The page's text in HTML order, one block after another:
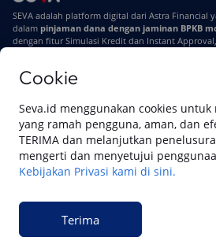
Cookie
Seva.id menggunakan cookies
yang ramah pengguna, aman, dan
TERIMA dan melanjutkan
mengerti dan menyetujui
Kebijakan Privasi kami di sini.
Terima
Telat Bayar Pinjol 2 Hari,
Masuk BI Checking?
Terbarunya di 2026
SEVA adalah platform digital dari Astra Financial
dalam pinjaman dana dengan jaminan BPKB
dengan fitur Simulasi Kredit dan Instant
Di SEVA #UrusanMobilSegampangItu
Tentang SEVASyarat & Ketentuan
Pemberitahuan Privasi
© 2023 Copyright SEVA